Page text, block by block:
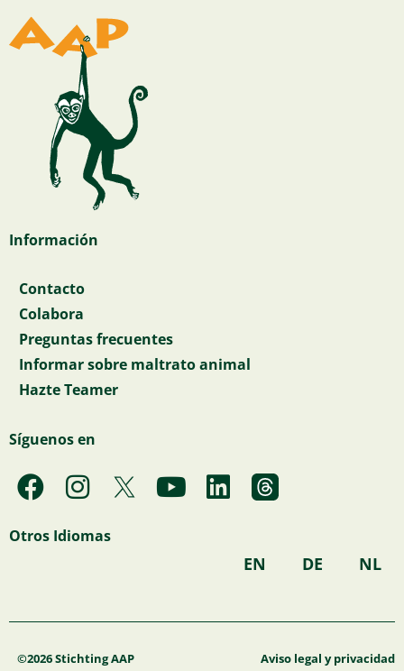
Información
Contacto
Colabora
Preguntas frecuentes
Informar sobre maltrato animal
Hazte Teamer
Síguenos en
F
a
c
o
I
n
s
g
Y
o
b
L
i
d
Otros Idiomas
EN DE NL
©2026 Stichting AAP Aviso legal y privacidad